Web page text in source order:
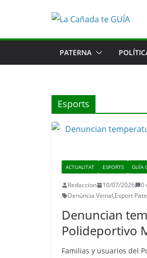
PATERNA
Esports
ACTUALITAT ESPORTS GUÍA
Redaccion 10/07/2026
0
Denúncia Veïnal,Esport
Denuncian
Polideportivo
Familias y usuarios del